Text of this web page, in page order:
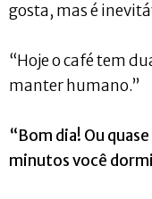
gosta, mas é
“Hoje o café tem
manter humano.”
“Bom dia! Ou
minutos você